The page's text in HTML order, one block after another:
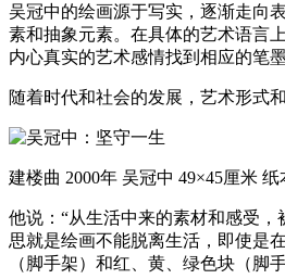
吴冠中的绘画源于写实，逐渐走向
素和抽象元素。在具体的艺术语言
内心真实的艺术感情找到相应的笔
随着时代和社会的发展，艺术形式
建楼曲 2000年 吴冠中 49×45厘米
他说：“从生活中来的素材和感受
思就是绘画不能脱离生活，即使是
（脚手架）和红、黄、绿色块（脚